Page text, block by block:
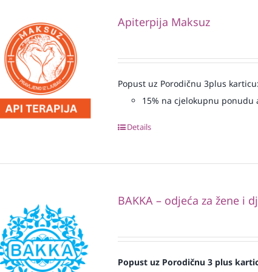
Apiterpija Maksuz
Popust uz Porodičnu 3plus karticu:
15% na cjelokupnu ponudu
Details
BAKKA – odjeća za žene i
Popust uz Porodičnu 3 plus